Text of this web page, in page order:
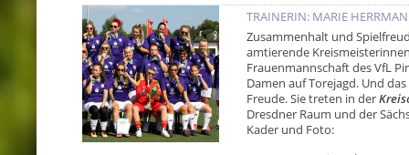
TRAINERIN: MARIE
Zusammenhalt und
amtierende
Frauenmannschaft des VfL
Damen auf Torejagd. Und
Freude. Sie treten in der
Dresdner Raum und der
Kader und Foto: